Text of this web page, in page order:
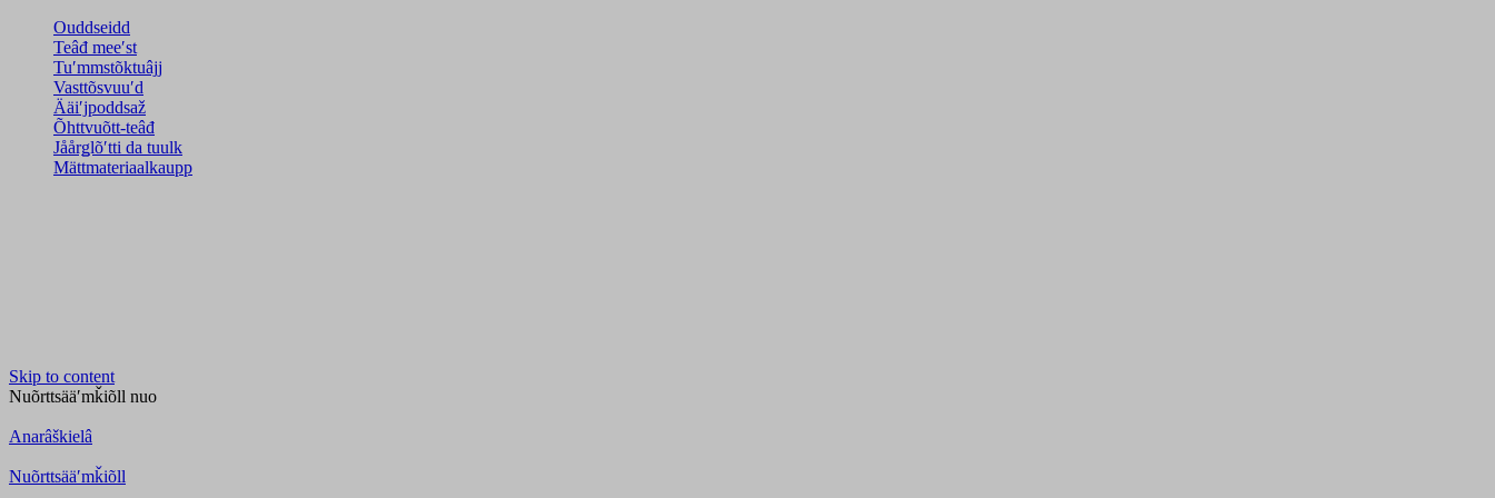
Ouddseidd
Teâđ meeʹst
Tuʹmmstõktuâjj
Vasttõsvuuʹd
Ääiʹjpoddsaž
Õhttvuõtt-teâđ
Jåårǥlõʹtti da tuulk
Mättmateriaalkaupp
Skip to content
Nuõrttsääʹmǩiõll nuo
Anarâškielâ
Nuõrttsääʹmǩiõll